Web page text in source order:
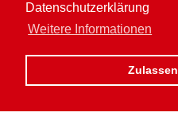
Datenschutzerklärung
Weitere Informationen
Zulassen